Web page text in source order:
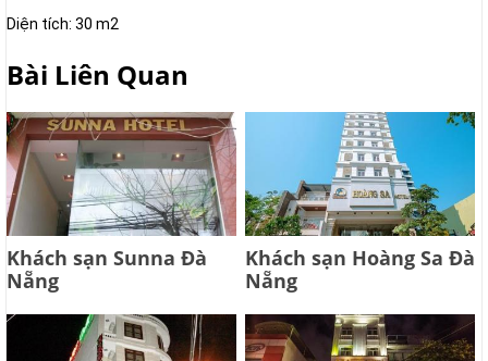
Diện tích: 30 m2
Bài Liên Quan
Khách sạn Sunna Đà
Nẵng
Khách sạn Hoàng Sa Đà
Nẵng